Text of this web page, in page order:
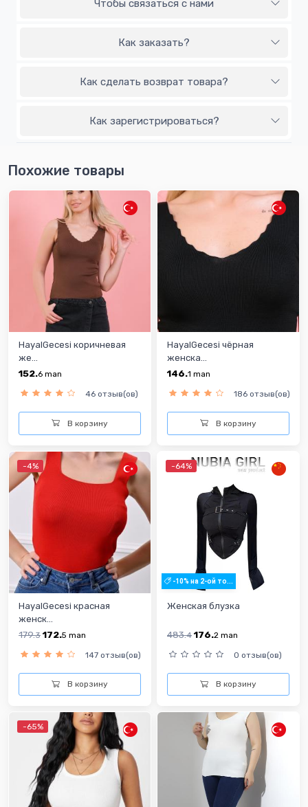
Чтобы связаться с нами
Как заказать?
Как сделать возврат товара?
Как зарегистрироваться?
Похожие товары
HayalGecesi коричневая
же...
152.6 man
46 отзыв(ов)
В корзину
HayalGecesi чёрная
женска...
146.1 man
186 отзыв(ов)
В корзину
-4%
HayalGecesi красная
женск...
179.3 172.5 man
147 отзыв(ов)
В корзину
-64%
-10% на 2-ой то...
Женская блузка
483.4 176.2 man
0 отзыв(ов)
В корзину
-65%